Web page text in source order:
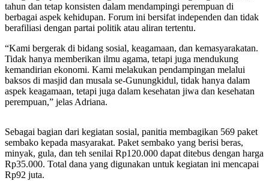
tahun dan tetap konsisten dalam mendampingi perempuan di
berbagai aspek kehidupan. Forum ini bersifat independen dan tidak
berafiliasi dengan partai politik atau aliran tertentu.
“Kami bergerak di bidang sosial, keagamaan, dan kemasyarakatan.
Tidak hanya memberikan ilmu agama, tetapi juga mendukung
kemandirian ekonomi. Kami melakukan pendampingan melalui
baksos di masjid dan musala se-Gunungkidul, tidak hanya dalam
aspek keagamaan, tetapi juga dalam kesehatan jiwa dan kesehatan
perempuan,” jelas Adriana.
Sebagai bagian dari kegiatan sosial, panitia membagikan 569 paket
sembako kepada masyarakat. Paket sembako yang berisi beras,
minyak, gula, dan teh senilai Rp120.000 dapat ditebus dengan harga
Rp35.000. Total dana yang digunakan untuk kegiatan ini mencapai
Rp92 juta.